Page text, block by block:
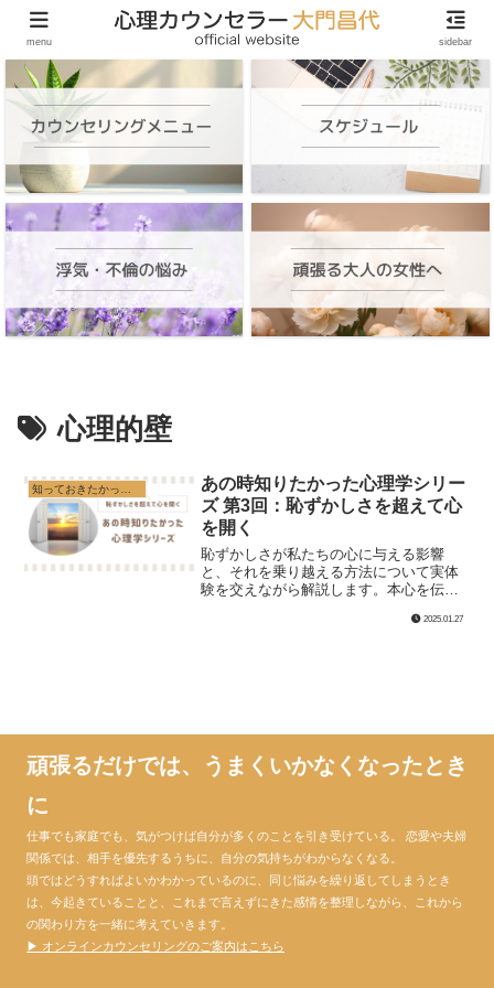
頑張る大人の女性のためのオンラインカウンセリング
心理的壁
あの時知りたかった心理学シリー
ズ 第3回：恥ずかしさを超えて心
を開く
恥ずかしさが私たちの心に与える影響
と、それを乗り越える方法について実体
験を交えながら解説します。本心を伝え
な人生への一歩を考えてみませんか？2025.01.27
頑張るだけでは、うまくいかなくなったとき
に
仕事でも家庭でも、気がつけば自分が多くのことを引き受けている。 恋愛や夫婦
関係では、相手を優先するうちに、自分の気持ちがわからなくなる。
頭ではどうすればよいかわかっているのに、同じ悩みを繰り返してしまうとき
は、今起きていることと、これまで言えずにきた感情を整理しながら、これから
の関わり方を一緒に考えていきます。
▶ オンラインカウンセリングのご案内はこちら
menu sidebar